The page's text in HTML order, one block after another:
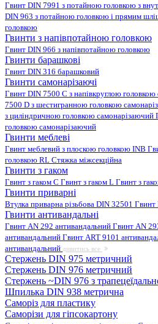
Гвинт DIN 7991 з потайною головкою з
DIN 963 з потайною головкою і прямим
головкою
Гвинти з напівпотайною головкою
Гвинт DIN 966 з напівпотайною головкою
Гвинти барашкові
Гвинт DIN 316 барашковий
Гвинти самонарізаючі
Гвинт DIN 7500 C з напівкруглою
7500 D з шестигранною головкою
з циліндричною головкою самонарізаючий
головкою самонарізаючий
Гвинти меблеві
Гвинт меблевий з плоскою головкою INB
головкою RL Стяжка міжсекційна
Гвинти з гаком
Гвинт з гаком C Гвинт з гаком L Гвинт з
Гвинти приварні
Втулка приварна різьбова DIN 32501 Гвинт
Гвинти антивандальні
Гвинт AN 292 антивандальний Гвинт AN
антивандальний Гвинт ART 9101
антивандальний дивитись все
Стержень DIN 975 метричний
Стержень DIN 976 метричний
Стержень ~DIN 976 з
Шпилька DIN 938 метрична
Саморіз для пластику
Саморізи для гіпсокартону